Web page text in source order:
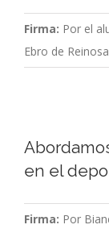
Firma: Por el
Ebro de Reinosa
en el
Firma: Por